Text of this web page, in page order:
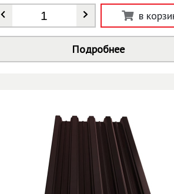
Количество * в
Подробнее